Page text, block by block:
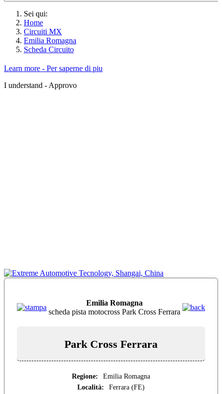
Sei qui:
Home
Circuiti MX
Emilia Romagna
Scheda Circuito
Learn more - Per saperne di piu
I understand - Approvo
Emilia Romagna
scheda pista motocross Park Cross Ferrara
Park Cross Ferrara
Regione:
Emilia Romagna
Località:
Ferrara (FE)